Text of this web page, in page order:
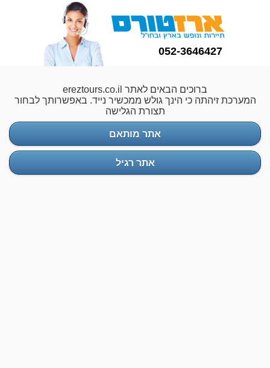
052-3646427
ברוכים הבאים לאתר ereztours.co.il
המערכת זיהתה כי הינך גולש ממכשיר נייד. באפשרותך לבחור
תצורת הגלישה
אתר מותאם
אתר רגיל